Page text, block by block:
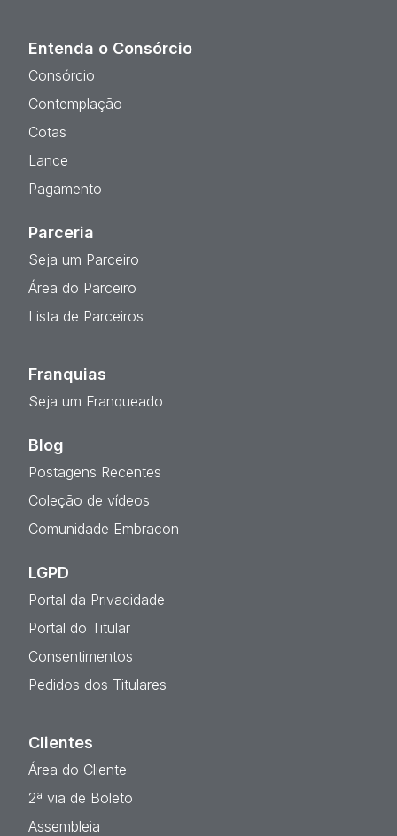
Entenda o Consórcio
Consórcio
Contemplação
Cotas
Lance
Pagamento
Parceria
Seja um Parceiro
Área do Parceiro
Lista de Parceiros
Franquias
Seja um Franqueado
Blog
Postagens Recentes
Coleção de vídeos
Comunidade Embracon
LGPD
Portal da Privacidade
Portal do Titular
Consentimentos
Pedidos dos Titulares
Clientes
Área do Cliente
2ª via de Boleto
Assembleia